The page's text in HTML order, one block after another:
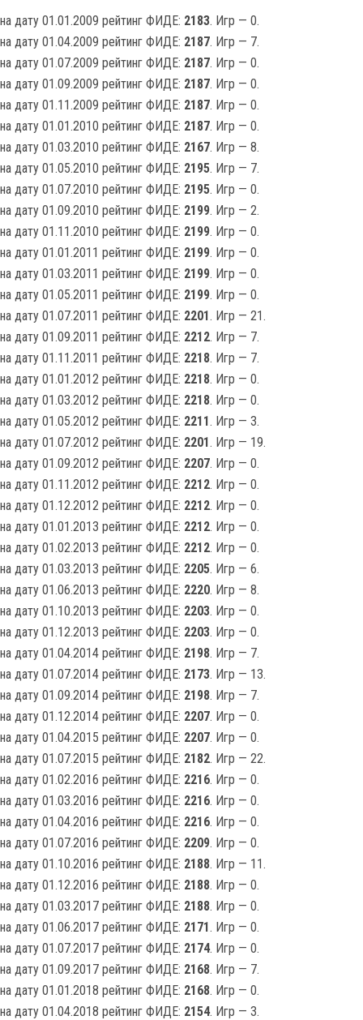
на дату 01.01.2009 рейтинг ФИДЕ: 2183. Игр — 0.
на дату 01.04.2009 рейтинг ФИДЕ: 2187. Игр — 7.
на дату 01.07.2009 рейтинг ФИДЕ: 2187. Игр — 0.
на дату 01.09.2009 рейтинг ФИДЕ: 2187. Игр — 0.
на дату 01.11.2009 рейтинг ФИДЕ: 2187. Игр — 0.
на дату 01.01.2010 рейтинг ФИДЕ: 2187. Игр — 0.
на дату 01.03.2010 рейтинг ФИДЕ: 2167. Игр — 8.
на дату 01.05.2010 рейтинг ФИДЕ: 2195. Игр — 7.
на дату 01.07.2010 рейтинг ФИДЕ: 2195. Игр — 0.
на дату 01.09.2010 рейтинг ФИДЕ: 2199. Игр — 2.
на дату 01.11.2010 рейтинг ФИДЕ: 2199. Игр — 0.
на дату 01.01.2011 рейтинг ФИДЕ: 2199. Игр — 0.
на дату 01.03.2011 рейтинг ФИДЕ: 2199. Игр — 0.
на дату 01.05.2011 рейтинг ФИДЕ: 2199. Игр — 0.
на дату 01.07.2011 рейтинг ФИДЕ: 2201. Игр — 21.
на дату 01.09.2011 рейтинг ФИДЕ: 2212. Игр — 7.
на дату 01.11.2011 рейтинг ФИДЕ: 2218. Игр — 7.
на дату 01.01.2012 рейтинг ФИДЕ: 2218. Игр — 0.
на дату 01.03.2012 рейтинг ФИДЕ: 2218. Игр — 0.
на дату 01.05.2012 рейтинг ФИДЕ: 2211. Игр — 3.
на дату 01.07.2012 рейтинг ФИДЕ: 2201. Игр — 19.
на дату 01.09.2012 рейтинг ФИДЕ: 2207. Игр — 0.
на дату 01.11.2012 рейтинг ФИДЕ: 2212. Игр — 0.
на дату 01.12.2012 рейтинг ФИДЕ: 2212. Игр — 0.
на дату 01.01.2013 рейтинг ФИДЕ: 2212. Игр — 0.
на дату 01.02.2013 рейтинг ФИДЕ: 2212. Игр — 0.
на дату 01.03.2013 рейтинг ФИДЕ: 2205. Игр — 6.
на дату 01.06.2013 рейтинг ФИДЕ: 2220. Игр — 8.
на дату 01.10.2013 рейтинг ФИДЕ: 2203. Игр — 0.
на дату 01.12.2013 рейтинг ФИДЕ: 2203. Игр — 0.
на дату 01.04.2014 рейтинг ФИДЕ: 2198. Игр — 7.
на дату 01.07.2014 рейтинг ФИДЕ: 2173. Игр — 13.
на дату 01.09.2014 рейтинг ФИДЕ: 2198. Игр — 7.
на дату 01.12.2014 рейтинг ФИДЕ: 2207. Игр — 0.
на дату 01.04.2015 рейтинг ФИДЕ: 2207. Игр — 0.
на дату 01.07.2015 рейтинг ФИДЕ: 2182. Игр — 22.
на дату 01.02.2016 рейтинг ФИДЕ: 2216. Игр — 0.
на дату 01.03.2016 рейтинг ФИДЕ: 2216. Игр — 0.
на дату 01.04.2016 рейтинг ФИДЕ: 2216. Игр — 0.
на дату 01.07.2016 рейтинг ФИДЕ: 2209. Игр — 0.
на дату 01.10.2016 рейтинг ФИДЕ: 2188. Игр — 11.
на дату 01.12.2016 рейтинг ФИДЕ: 2188. Игр — 0.
на дату 01.03.2017 рейтинг ФИДЕ: 2188. Игр — 0.
на дату 01.06.2017 рейтинг ФИДЕ: 2171. Игр — 0.
на дату 01.07.2017 рейтинг ФИДЕ: 2174. Игр — 0.
на дату 01.09.2017 рейтинг ФИДЕ: 2168. Игр — 7.
на дату 01.01.2018 рейтинг ФИДЕ: 2168. Игр — 0.
на дату 01.04.2018 рейтинг ФИДЕ: 2154. Игр — 3.